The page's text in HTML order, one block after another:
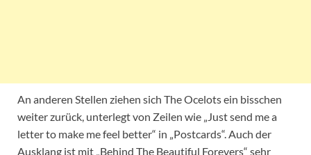
An anderen Stellen ziehen sich The Ocelots ein bisschen
weiter zurück, unterlegt von Zeilen wie „Just send me a
letter to make me feel better“ in „Postcards“. Auch der
Ausklang ist mit „Behind The Beautiful Forevers“ sehr